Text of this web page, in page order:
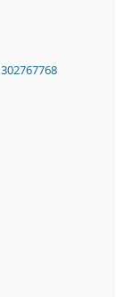
302767768